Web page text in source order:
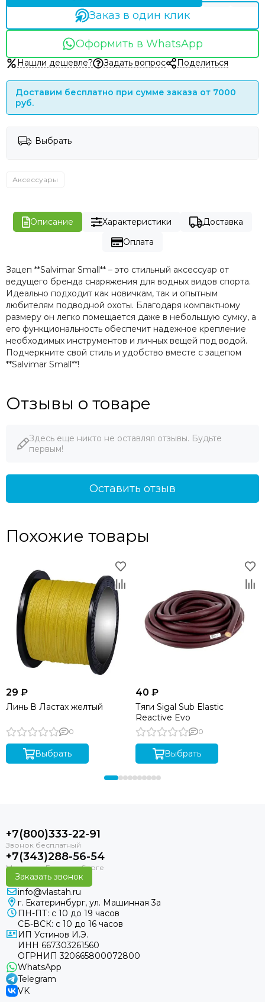
Заказ в один клик
Оформить в WhatsApp
Нашли дешевле? Задать вопрос Поделиться
Доставим бесплатно при сумме заказа от 7000
руб.
Выбрать
Аксессуары
Описание Характеристики
Доставка
Оплата
Зацеп **Salvimar Small** – это стильный аксессуар от
ведущего бренда снаряжения для водных видов спорта.
Идеально подходит как новичкам, так и опытным
любителям подводной охоты. Благодаря компактному
размеру он легко помещается даже в небольшую сумку, а
его функциональность обеспечит надежное крепление
необходимых инструментов и личных вещей под водой.
Подчеркните свой стиль и удобство вместе с зацепом
**Salvimar Small**!
Отзывы о товаре
Здесь еще никто не оставлял отзывы. Будьте
первым!
Оставить отзыв
Похожие товары
29 ₽
Линь В Ластах желтый
0
Выбрать
40 ₽
Тяги Sigal Sub Elastic
Reactive Evo
0
Выбрать
+7(800)333-22-91
+7(343)288-56-54
Заказать звонок
info@vlastah.ru
г. Екатеринбург, ул. Машинная 3а
ПН-ПТ: с 10 до 19 часов
СБ-ВСК: с 10 до 16 часов
ИП Устинов И.Э.
ИНН 667303261560
ОГРНИП 320665800072800
WhatsApp
Telegram
VK